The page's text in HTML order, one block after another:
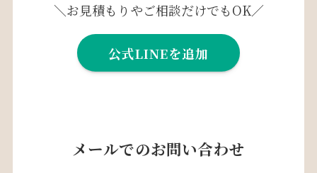
＼お見積もりやご相談だけでもOK／
公式LINEを追加
メールでのお問い合わせ